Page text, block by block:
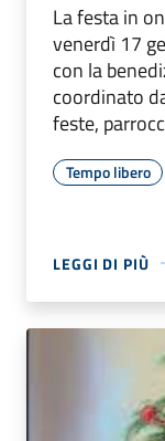
La festa in
venerdì 17
con la
coordinato
feste,
Tempo libero
LEGGI DI PIÙ